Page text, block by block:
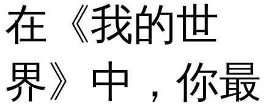
在《我的世
界》中，你最